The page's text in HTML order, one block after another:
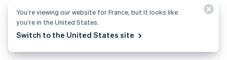
conseils adaptés à votre situation.
Bulgarie
English
Canada
Chine continentale
You’re viewing our website for France, but it looks like
you’re in the United States.
Switch to the United States site